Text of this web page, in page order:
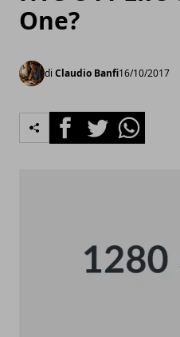
One?
di Claudio Banfi16/10/2017
FacebookTwitterWhatsapp